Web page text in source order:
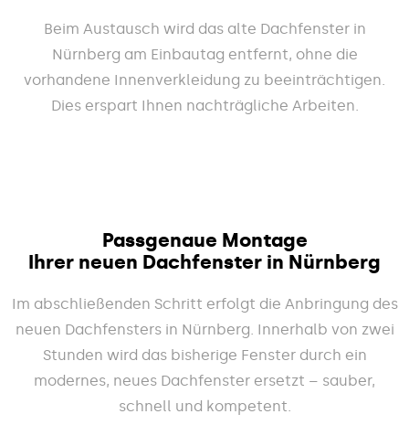
Beim Austausch wird das alte Dachfenster in
Nürnberg am Einbautag entfernt, ohne die
vorhandene Innenverkleidung zu beeinträchtigen.
Dies erspart Ihnen nachträgliche Arbeiten.
Passgenaue Montage
Ihrer neuen Dachfenster in Nürnberg
Im abschließenden Schritt erfolgt die Anbringung des
neuen Dachfensters in Nürnberg. Innerhalb von zwei
Stunden wird das bisherige Fenster durch ein
modernes, neues Dachfenster ersetzt – sauber,
schnell und kompetent.